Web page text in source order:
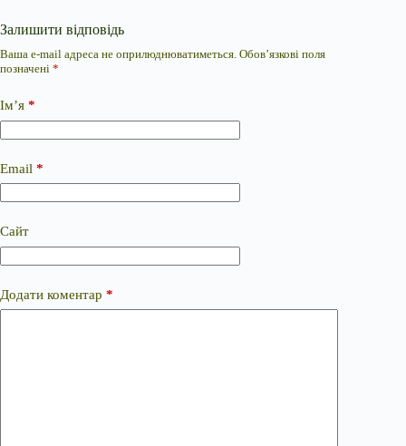
Залишити відповідь
Ваша e-mail адреса не оприлюднюватиметься. Обов’язкові поля
позначені *
Ім’я *
Email *
Сайт
Додати коментар *